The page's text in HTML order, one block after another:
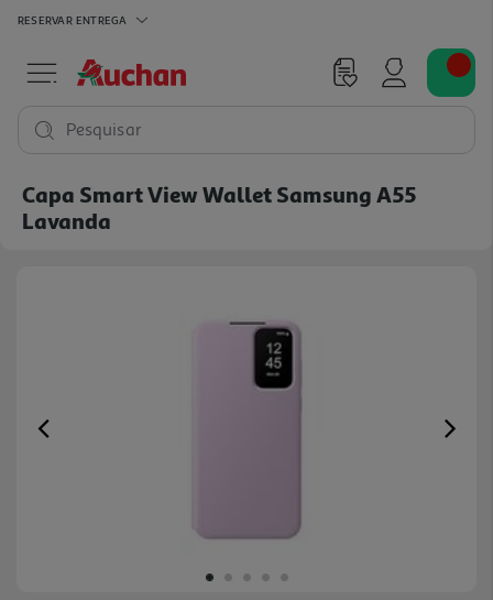
RESERVAR ENTREGA
Pesquisar
Capa Smart View Wallet Samsung A55
Lavanda
Previous